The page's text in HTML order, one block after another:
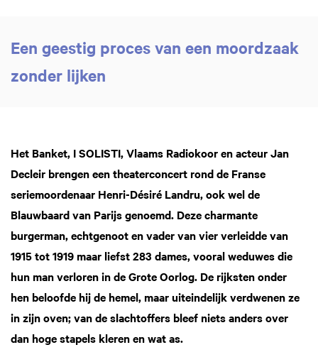
Een geestig proces van een moordzaak
zonder lijken
Het Banket, I SOLISTI, Vlaams Radiokoor en acteur Jan
Decleir brengen een theaterconcert rond de Franse
seriemoordenaar Henri-Désiré Landru, ook wel de
Blauwbaard van Parijs genoemd. Deze charmante
burgerman, echtgenoot en vader van vier verleidde van
1915 tot 1919 maar liefst 283 dames, vooral weduwes die
hun man verloren in de Grote Oorlog. De rijksten onder
hen beloofde hij de hemel, maar uiteindelijk verdwenen ze
in zijn oven; van de slachtoffers bleef niets anders over
dan hoge stapels kleren en wat as.
Zoom
in